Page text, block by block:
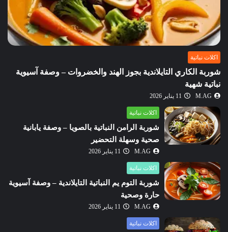
اكلات نباتية
شوربة الكاري التايلاندية بجوز الهند والخضروات – وصفة آسيوية
نباتية شهية
M.AG 11 يناير 2026
اكلات نباتية
شوربة الرامن النباتية بالصويا – وصفة يابانية
صحية وسهلة التحضير
M.AG 11 يناير 2026
اكلات نباتية
شوربة التوم يم النباتية التايلاندية – وصفة آسيوية
حارة وصحية
M.AG 11 يناير 2026
اكلات نباتية